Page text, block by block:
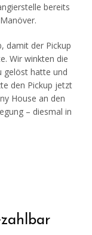
bereits
damit der Pickup
Wir winkten die
gelöst hatte und
den Pickup jetzt
House an den
– diesmal in